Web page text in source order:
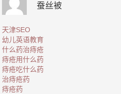
蚕丝被
天津SEO
幼儿英语教育
什么药治痔疮
痔疮用什么药
痔疮吃什么药
治痔疮药
痔疮药